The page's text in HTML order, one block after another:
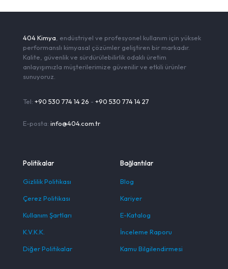
404 Kimya , endüstriyel ve profesyonel kullanım için yüksek
performanslı kimyasal çözümler geliştiren bir markadır.
Kalite, güvenlik ve sürdürülebilirlik odaklı üretim
anlayışımızla müşterilerimize güvenilir ve etkili ürünler
sunuyoruz.
Tel: +90 530 774 14 26 - +90 530 774 14 27
E-posta: info@404.com.tr
Politikalar
Gizlilik Politikası
Çerez Politikası
Kullanım Şartları
K.V.K.K.
Diğer Politikalar
Bağlantılar
Blog
Kariyer
E-Katalog
İnceleme Raporu
Kamu Bilgilendirmesi